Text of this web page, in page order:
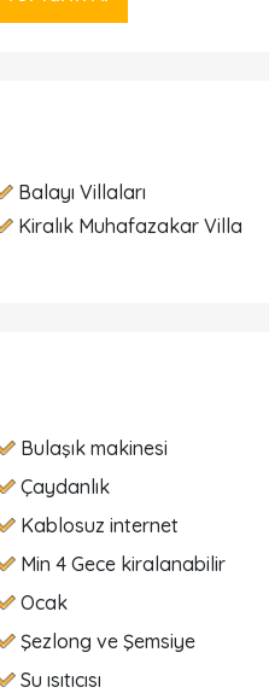
Balayı Villaları
Kiralık Muhafazakar Villa
Bulaşık makinesi
Çaydanlık
Kablosuz internet
Min 4 Gece kiralanabilir
Ocak
Şezlong ve Şemsiye
Su ısıtıcısı